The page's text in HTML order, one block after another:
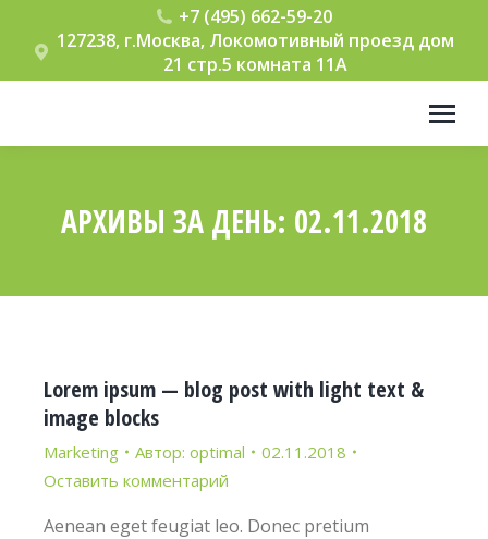
+7 (495) 662-59-20
127238, г.Москва, Локомотивный проезд дом
21 стр.5 комната 11А
АРХИВЫ ЗА ДЕНЬ: 02.11.2018
Lorem ipsum — blog post with light text &
image blocks
Marketing Автор: optimal
02.11.2018
Оставить комментарий
Aenean eget feugiat leo. Donec pretium